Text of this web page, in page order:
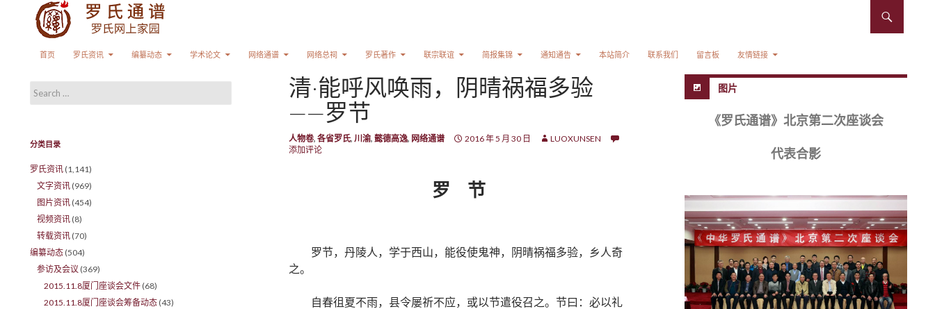
首页
罗氏资讯 编纂动态 学术论文 网络通谱 网络总祠 罗氏著作 联宗联谊 简报集锦 通知通告 本站简介 联系我们 留言板 友情链接
清·能呼风唤雨，阴晴祸福多验
——罗节
人物卷, 各省罗氏, 川渝, 懿德高逸, 网络通谱 2016 年 5 月 30 日
LUOXUNSEN
添加评论
罗 节
罗节，丹陵人，学于西山，能役使鬼神，阴晴祸福多验，乡人奇
之。
自春徂夏不雨，县令屡祈不应，或以节遣役召之。节曰：必以礼
图片
《罗氏通谱》北京第二次座谈会
代表合影
Search for:
分类目录
罗氏资讯 (1,141)
文字资讯 (969)
图片资讯 (454)
视频资讯 (8)
转载资讯 (70)
编纂动态 (504)
参访及会议 (369)
2015.11.8厦门座谈会文件 (68)
2015.11.8厦门座谈会筹备动态 (43)